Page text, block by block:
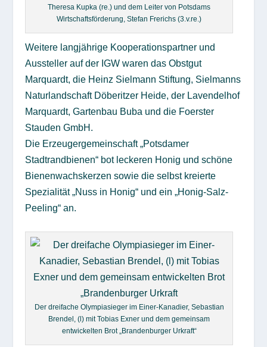
Theresa Kupka (re.) und dem Leiter von Potsdams
Wirtschaftsförderung, Stefan Frerichs (3.v.re.)
Weitere langjährige Kooperationspartner und
Aussteller auf der IGW waren das Obstgut
Marquardt, die Heinz Sielmann Stiftung, Sielmanns
Naturlandschaft Döberitzer Heide, der Lavendelhof
Marquardt, Gartenbau Buba und die Foerster
Stauden GmbH.
Die Erzeugergemeinschaft „Potsdamer
Stadtrandbienen“ bot leckeren Honig und schöne
Bienenwachskerzen sowie die selbst kreierte
Spezialität „Nuss in Honig“ und ein „Honig-Salz-
Peeling“ an.
Der dreifache Olympiasieger im Einer-Kanadier, Sebastian
Brendel, (l) mit Tobias Exner und dem gemeinsam
entwickelten Brot „Brandenburger Urkraft“